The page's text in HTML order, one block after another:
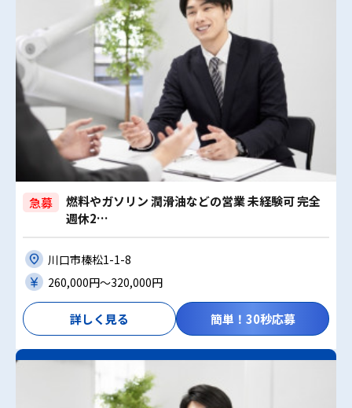
急募
燃料やガソリン 潤滑油などの営業 未経験可 完全
週休2…
川口市榛松1-1-8
260,000円〜320,000円
詳しく見る 簡単！30秒応募